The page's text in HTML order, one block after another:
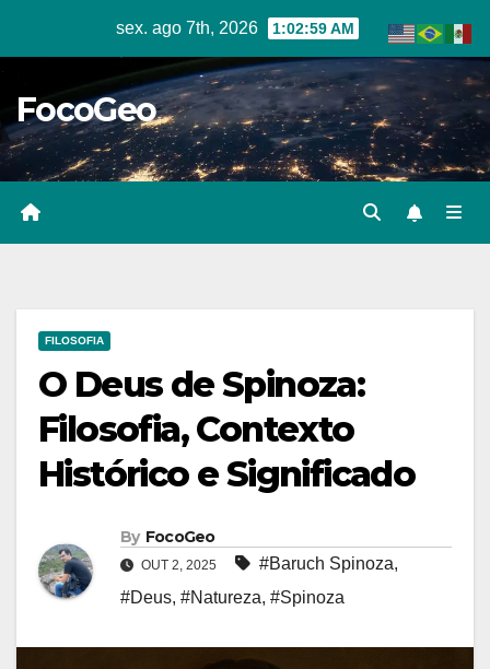
sex. ago 7th, 2026 1:03:00 AM
FocoGeo
FILOSOFIA
O Deus de Spinoza:
Filosofia, Contexto
Histórico e Significado
By FocoGeo
OUT 2, 2025 #Baruch Spinoza,
#Deus, #Natureza, #Spinoza